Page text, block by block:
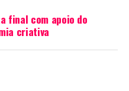
final com apoio do
criativa